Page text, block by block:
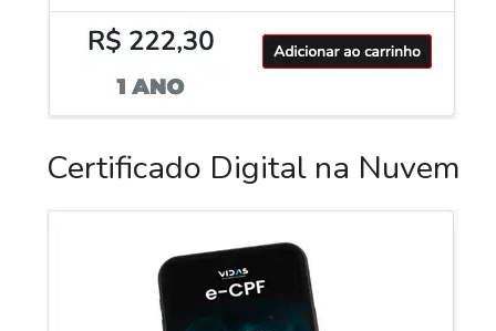
Certificado Digital na Nuvem